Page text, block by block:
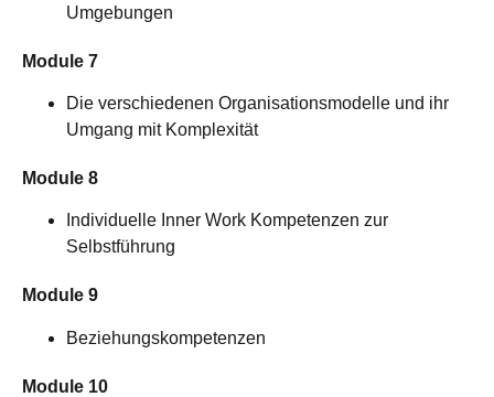
Umgebungen
Module 7
Die verschiedenen Organisationsmodelle und ihr
Umgang mit Komplexität
Module 8
Individuelle Inner Work Kompetenzen zur
Selbstführung
Module 9
Beziehungskompetenzen
Module 10